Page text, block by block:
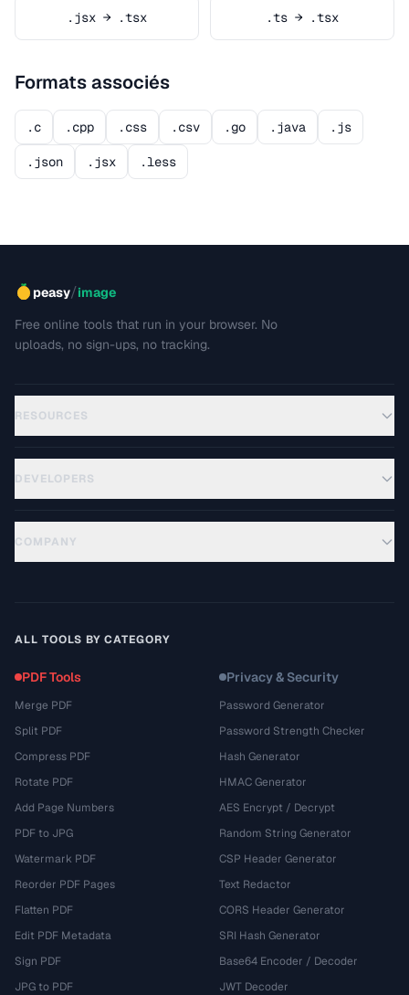
.jsx → .tsx .ts → .tsx
Formats associés
.c .cpp .css .csv .go .java .js
.json .jsx .less
peasy/image
Free online tools that run in your browser. No
uploads, no sign-ups, no tracking.
RESOURCES
DEVELOPERS
COMPANY
ALL TOOLS BY CATEGORY
PDF Tools
Merge PDF
Split PDF
Compress PDF
Rotate PDF
Add Page Numbers
PDF to JPG
Watermark PDF
Reorder PDF Pages
Flatten PDF
Edit PDF Metadata
Sign PDF
JPG to PDF
Privacy & Security
Password Generator
Password Strength Checker
Hash Generator
HMAC Generator
AES Encrypt / Decrypt
Random String Generator
CSP Header Generator
Text Redactor
CORS Header Generator
SRI Hash Generator
Base64 Encoder / Decoder
JWT Decoder